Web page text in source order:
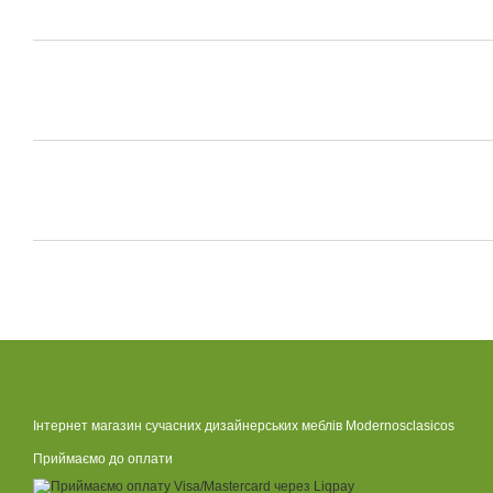
Інтернет магазин сучасних дизайнерських меблів Modernosclasicos
Приймаємо до оплати